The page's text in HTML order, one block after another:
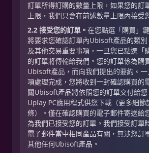
訂單所得訂購的數量上限，如果您的訂
上限，我們只會在前述數量上限內接受
2.2 接受您的訂單。 在您點選「購買」
將要求您確認訂單內Ubisoft產品的類
及其他交易重要事項，一旦您已點選「
的訂單將傳輸給我們。您的訂單係為購
Ubisoft產品，而向我們提出的要約。
項處理完成，您將收到一封確認購買的
關Ubisoft產品將依照您的訂單交付給
Uplay PC應用程式供您下載（更多細節
條）。僅在確認購買的電子郵件寄送給
為我們已接受您的訂單。我們接受訂單
電子郵件當中相同產品有關，無涉您訂
其他任何Ubisoft產品。